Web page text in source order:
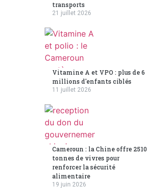
transports
21 juillet 2026
Vitamine A et VPO : plus de 6
millions d'enfants ciblés
11 juillet 2026
Cameroun : la Chine offre 2510
tonnes de vivres pour
renforcer la sécurité
alimentaire
19 juin 2026